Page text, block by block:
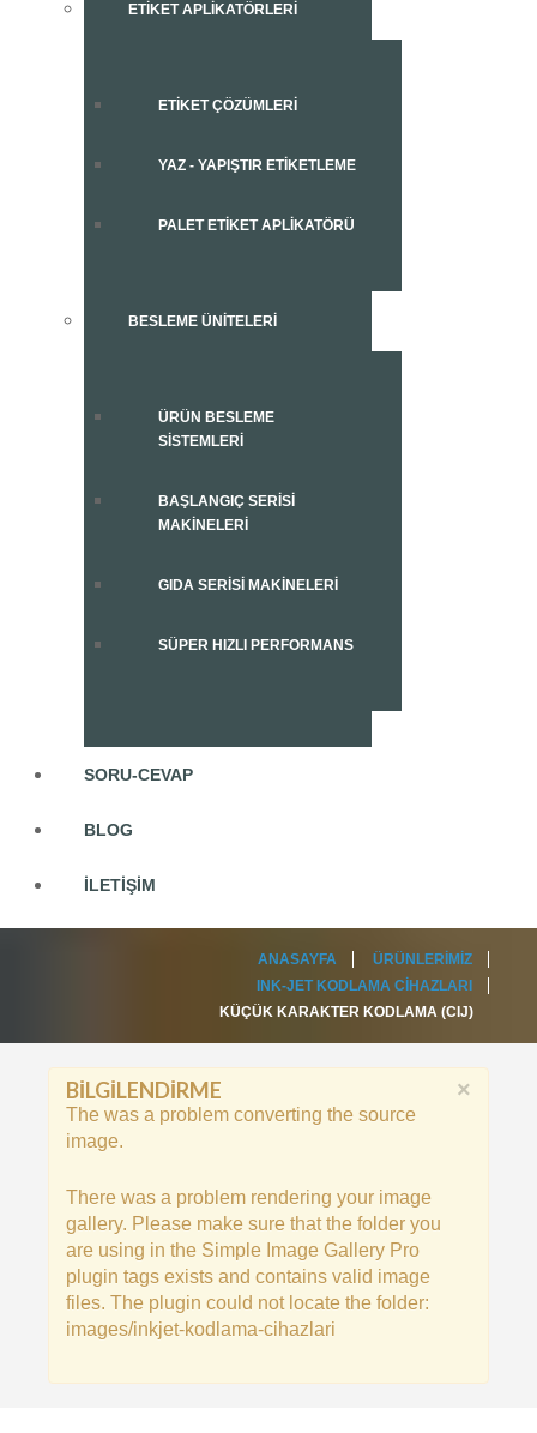
ETIKET APLIKATÖRLERI
ETIKET ÇÖZÜMLERI
YAZ - YAPIŞTIR ETIKETLEME
PALET ETIKET APLIKATÖRÜ
BESLEME ÜNITELERI
ÜRÜN BESLEME
SISTEMLERI
BAŞLANGIÇ SERISI
MAKINELERI
GIDA SERISI MAKINELERI
SÜPER HIZLI PERFORMANS
SORU-CEVAP
BLOG
İLETIŞIM
ANASAYFA
ÜRÜNLERIMIZ
INK-JET KODLAMA CIHAZLARI
KÜÇÜK KARAKTER KODLAMA (CIJ)
×
BILGILENDIRME
The was a problem converting the source
image.
There was a problem rendering your image
gallery. Please make sure that the folder you
are using in the Simple Image Gallery Pro
plugin tags exists and contains valid image
files. The plugin could not locate the folder:
images/inkjet-kodlama-cihazlari